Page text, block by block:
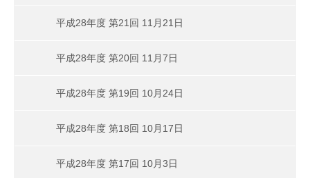
平成28年度 第21回 11月21日
平成28年度 第20回 11月7日
平成28年度 第19回 10月24日
平成28年度 第18回 10月17日
平成28年度 第17回 10月3日